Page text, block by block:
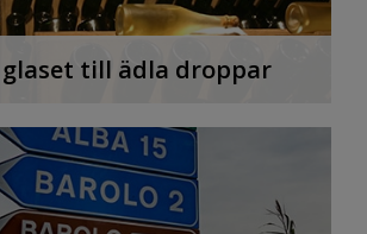
glaset till ädla droppar